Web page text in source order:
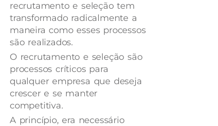
recrutamento e seleção tem
transformado radicalmente a
maneira como esses processos
são realizados.
O recrutamento e seleção são
processos críticos para
qualquer empresa que deseja
crescer e se manter
competitiva.
A princípio, era necessário